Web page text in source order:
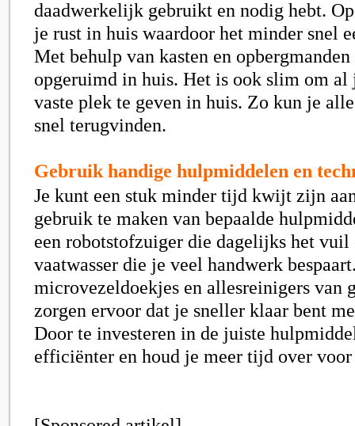
daadwerkelijk gebruikt en nodig hebt.
je rust in huis waardoor het minder snel
Met behulp van kasten en
opgeruimd in huis. Het is ook slim om al
vaste plek te geven in huis. Zo kun je
snel terugvinden.
Gebruik handige hulpmiddelen en
Je kunt een stuk minder tijd kwijt zijn
gebruik te maken van bepaalde
een robotstofzuiger die dagelijks het
vaatwasser die je veel handwerk
microvezeldoekjes en allesreinigers van
zorgen ervoor dat je sneller klaar bent
Door te investeren in de juiste
efficiënter en houd je meer tijd over voor